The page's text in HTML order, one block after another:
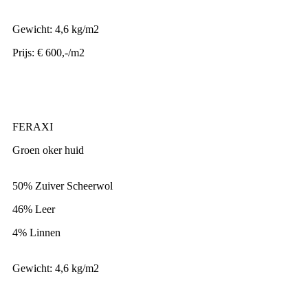
Gewicht: 4,6 kg/m2
Prijs: € 600,-/m2
FERAXI
Groen oker huid
50% Zuiver Scheerwol
46% Leer
4% Linnen
Gewicht: 4,6 kg/m2